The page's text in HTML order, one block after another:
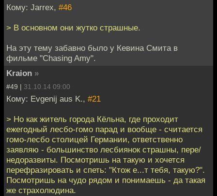
Кому: Jarrex, #46
> В основном они жутко страшные.
На эту тему забавно было у Кевина Смита в
фильме "Chasing Amy".
Kraion »
#49 | 31.10.14 09:00
Кому: Evgenij aus K., #21
> Но как житель города Кёльна, где проходит
ежегодный лесбо-гомо парад и вообще - считается
гомо-лесбо столицей Германии, ответственно
заявляю - большинство лесбиянок страшны, пере/
недоразвиты. Посмотришь на такую и хочется
перефразировать и спеть: "Ктож е...т тебя, такую?".
Посмотришь на чудо рядом и понимаешь - да такая
же страхолюдина.